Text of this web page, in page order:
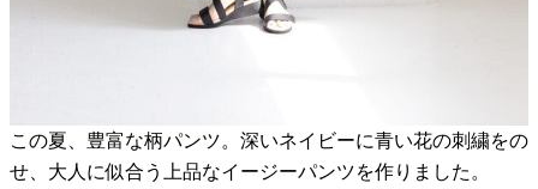
この夏、豊富な柄パンツ。深いネイビーに青い花の刺繍をの
せ、大人に似合う上品なイージーパンツを作りました。